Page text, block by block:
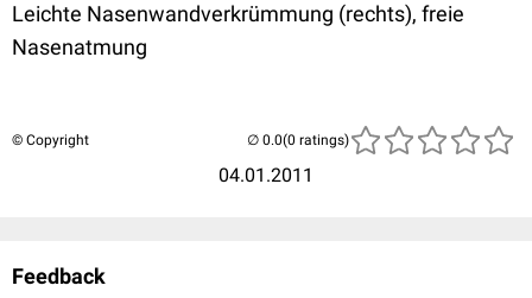
Leichte Nasenwandverkrümmung (rechts), freie
Nasenatmung
© Copyright
04.01.2011
(0 ratings)
Feedback